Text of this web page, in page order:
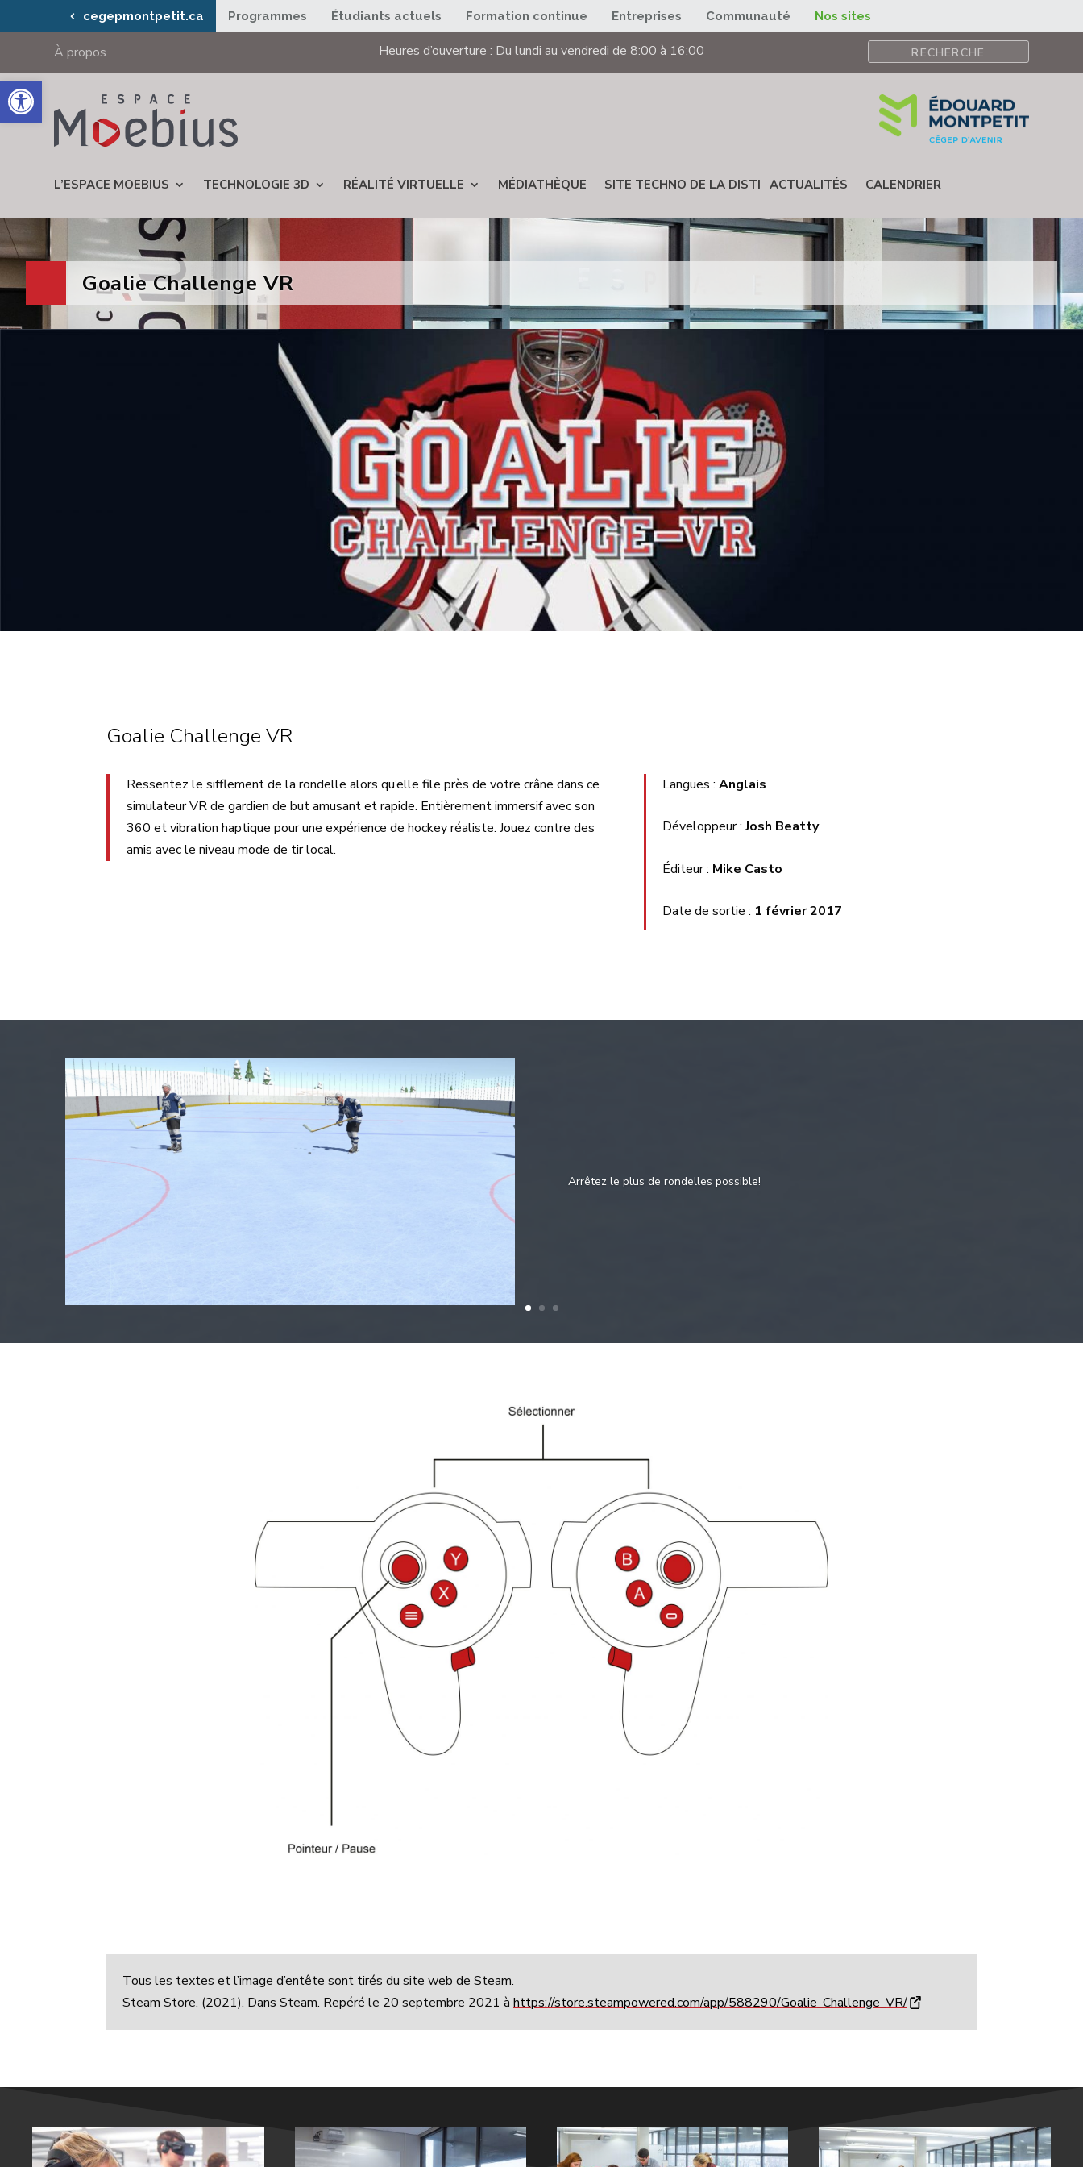
Ouvrir la barre d’outils
cegepmontpetit.ca Programmes Étudiants actuels Formation continue Entreprises Communauté Nos sites
À propos Heures d’ouverture : Du lundi au vendredi de 8:00 à 16:00
L’ESPACE MOEBIUS TECHNOLOGIE 3D RÉALITÉ VIRTUELLE MÉDIATHÈQUE SITE TECHNO DE LA DISTI ACTUALITÉS CALENDRIER
Goalie Challenge VR
Goalie Challenge VR
Ressentez le sifflement de la rondelle alors qu’elle file près de votre crâne dans ce
simulateur VR de gardien de but amusant et rapide. Entièrement immersif avec son
360 et vibration haptique pour une expérience de hockey réaliste. Jouez contre des
amis avec le niveau mode de tir local.
Langues :Anglais
Développeur :Josh Beatty
Éditeur : Mike Casto
Date de sortie : 1 février 2017
Arrêtez le plus de rondelles possible!
Tous les textes et l’image d’entête sont tirés du site web de Steam.
Steam Store. (2021). Dans Steam. Repéré le 20 septembre 2021 à https://store.steampowered.com/app/588290/Goalie_Challenge_VR/